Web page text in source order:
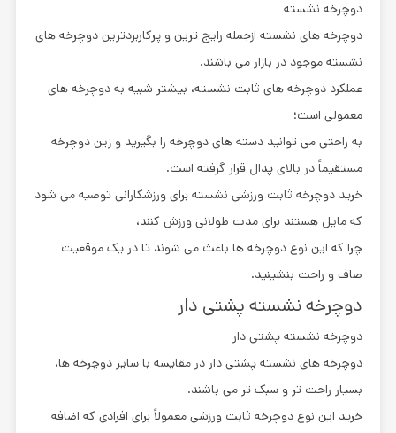
دوچرخه نشسته
دوچرخه های نشسته ازجمله رایج ترین و پرکاربردترین دوچرخه های
نشسته موجود در بازار می باشند.
عملکرد دوچرخه های ثابت نشسته، بیشتر شبیه به دوچرخه های
معمولی است؛
به راحتی می توانید دسته های دوچرخه را بگیرید و زین دوچرخه
مستقیماً در بالای پدال قرار گرفته است.
خرید دوچرخه ثابت ورزشی نشسته برای ورزشکارانی توصیه می شود
که مایل هستند برای مدت طولانی ورزش کنند،
چرا که این نوع دوچرخه ها باعث می شوند تا در یک موقعیت
صاف و راحت بنشینید.
دوچرخه نشسته پشتی دار
دوچرخه نشسته پشتی دار
دوچرخه های نشسته پشتی دار در مقایسه با سایر دوچرخه ها،
بسیار راحت تر و سبک تر می باشند.
خرید این نوع دوچرخه ثابت ورزشی معمولاً برای افرادی که اضافه